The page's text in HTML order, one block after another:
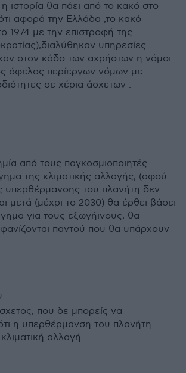
ιστορία θα πάει από το κακό στο
αφορά την Ελλάδα ,το κακό
1974 με την επιστροφή της
υπηρεσίες
στον κάδο των αχρήστων η νόμοι
όφελος περίεργων νόμων με
σε χέρια άσχετων .
από τους παγκοσμιοποιητές
της κλιματικής αλλαγής, (αφού
υπερθέρμανσης του πλανήτη δεν
μετά (μέχρι το 2030) θα έρθει βάσει
για τους εξωγήινους, θα
παντού που θα υπάρχουν
που δε μπορείς να
η υπερθέρμανση του πλανήτη
αλλαγή...